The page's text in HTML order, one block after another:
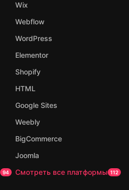
94
Wix
Webflow
WordPress
Elementor
Shopify
HTML
Google Sites
Weebly
BigCommerce
Joomla
Смотреть все платформы 112